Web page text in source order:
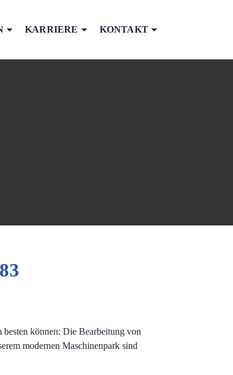
KARRIERE KONTAKT
können: Die Bearbeitung von
modernen Maschinenpark sind